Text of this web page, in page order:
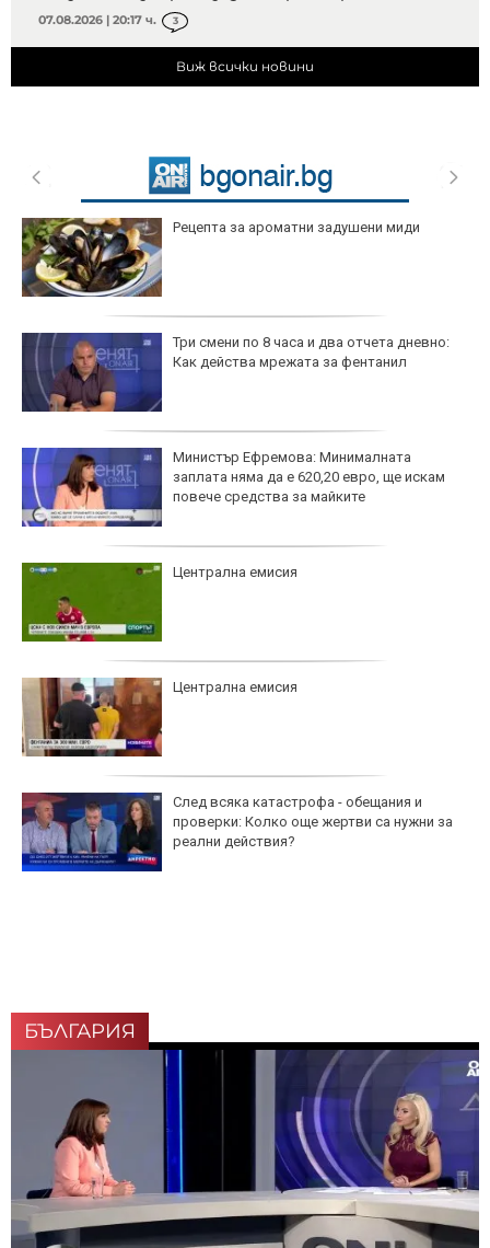
07.08.2026 | 20:17 ч. 3
Виж всички новини
Рецепта за ароматни задушени миди
Три смени по 8 часа и два отчета дневно:
Как действа мрежата за фентанил
Министър Ефремова: Минималната
заплата няма да е 620,20 евро, ще искам
повече средства за майките
Централна емисия
Централна емисия
След всяка катастрофа - обещания и
проверки: Колко още жертви са нужни за
реални действия?
БЪЛГАРИЯ